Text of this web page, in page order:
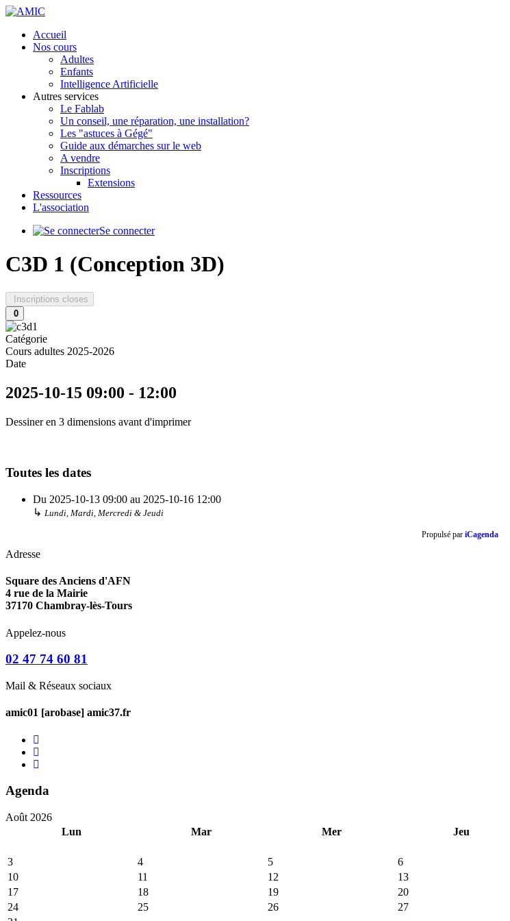
Accueil
Nos cours
Adultes
Enfants
Intelligence Artificielle
Autres services
Le Fablab
Un conseil, une réparation, une installation?
Les "astuces à Gégé"
Guide aux démarches sur le web
A vendre
Inscriptions
Extensions
Ressources
L'association
Se connecter
C3D 1 (Conception 3D)
Inscriptions closes
0
Catégorie
Cours adultes 2025-2026
Date
2025-10-15 09:00 - 12:00
Dessiner en 3 dimensions avant d'imprimer
Toutes les dates
Du 2025-10-13 09:00 au 2025-10-16 12:00
↳ Lundi, Mardi, Mercredi & Jeudi
Propulsé par iCagenda
Adresse
Square des Anciens d'AFN
4 rue de la Mairie
37170 Chambray-lès-Tours
Appelez-nous
02 47 74 60 81
Mail & Réseaux sociaux
amic01 [arobase] amic37.fr
Agenda
précédente
précédent
suivante
suivant
Août 2026
Lun
Mar Mer Jeu
3
4 5 6
10
11 12 13
17
18 19 20
24
25 26 27